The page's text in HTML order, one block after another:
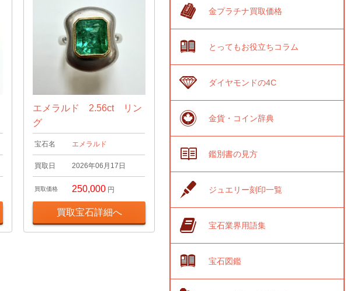
エメラルド 2.56ct リン
グ
宝石名 エメラルド
買取日 2026年06月17日
買取価格 250,000 円
買取宝石詳細へ
金プラチナ買取価格
とってもお役立ちコラム
ダイヤモンドの4C
金貨・コイン辞典
鑑別書の見方
ジュエリー刻印一覧
宝石業界用語集
宝石図鑑